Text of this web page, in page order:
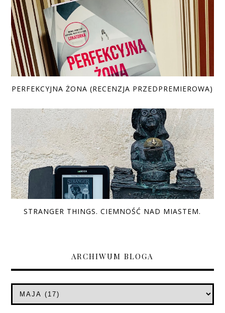
PERFEKCYJNA ŻONA (RECENZJA PRZEDPREMIEROWA)
STRANGER THINGS. CIEMNOŚĆ NAD MIASTEM.
ARCHIWUM BLOGA